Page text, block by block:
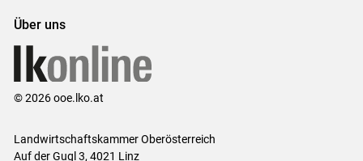
Über uns
© 2026 ooe.lko.at
Landwirtschaftskammer Oberösterreich
Auf der Gugl 3, 4021 Linz